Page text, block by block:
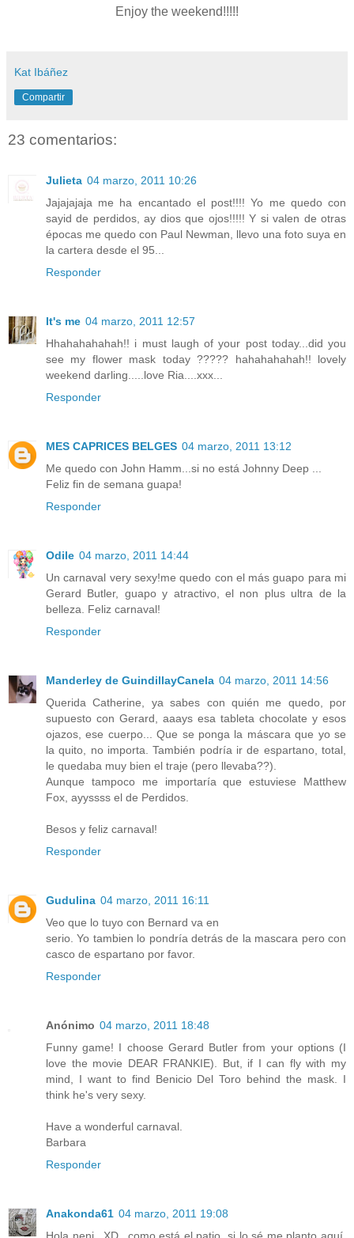
Enjoy the weekend!!!!!
Kat Ibáñez
Compartir
23 comentarios:
Julieta 04 marzo, 2011 10:26
Jajajajaja me ha encantado el post!!!! Yo me quedo con
sayid de perdidos, ay dios que ojos!!!!! Y si valen de otras
épocas me quedo con Paul Newman, llevo una foto suya en
la cartera desde el 95...
Responder
It's me 04 marzo, 2011 12:57
Hhahahahahah!! i must laugh of your post today...did you
see my flower mask today ????? hahahahahah!! lovely
weekend darling.....love Ria....xxx...
Responder
MES CAPRICES BELGES 04 marzo, 2011 13:12
Me quedo con John Hamm...si no está Johnny Deep ...
Feliz fin de semana guapa!
Responder
Odile 04 marzo, 2011 14:44
Un carnaval very sexy!me quedo con el más guapo para mi
Gerard Butler, guapo y atractivo, el non plus ultra de la
belleza. Feliz carnaval!
Responder
Manderley de GuindillayCanela 04 marzo, 2011 14:56
Querida Catherine, ya sabes con quién me quedo, por
supuesto con Gerard, aaays esa tableta chocolate y esos
ojazos, ese cuerpo... Que se ponga la máscara que yo se
la quito, no importa. También podría ir de espartano, total,
le quedaba muy bien el traje (pero llevaba??).
Aunque tampoco me importaría que estuviese Matthew
Fox, ayyssss el de Perdidos.
Besos y feliz carnaval!
Responder
Gudulina 04 marzo, 2011 16:11
Veo que lo tuyo con Bernard va en
serio. Yo tambien lo pondría detrás de la mascara pero con
casco de espartano por favor.
Responder
Anónimo 04 marzo, 2011 18:48
Funny game! I choose Gerard Butler from your options (I
love the movie DEAR FRANKIE). But, if I can fly with my
mind, I want to find Benicio Del Toro behind the mask. I
think he's very sexy.
Have a wonderful carnaval.
Barbara
Responder
Anakonda61 04 marzo, 2011 19:08